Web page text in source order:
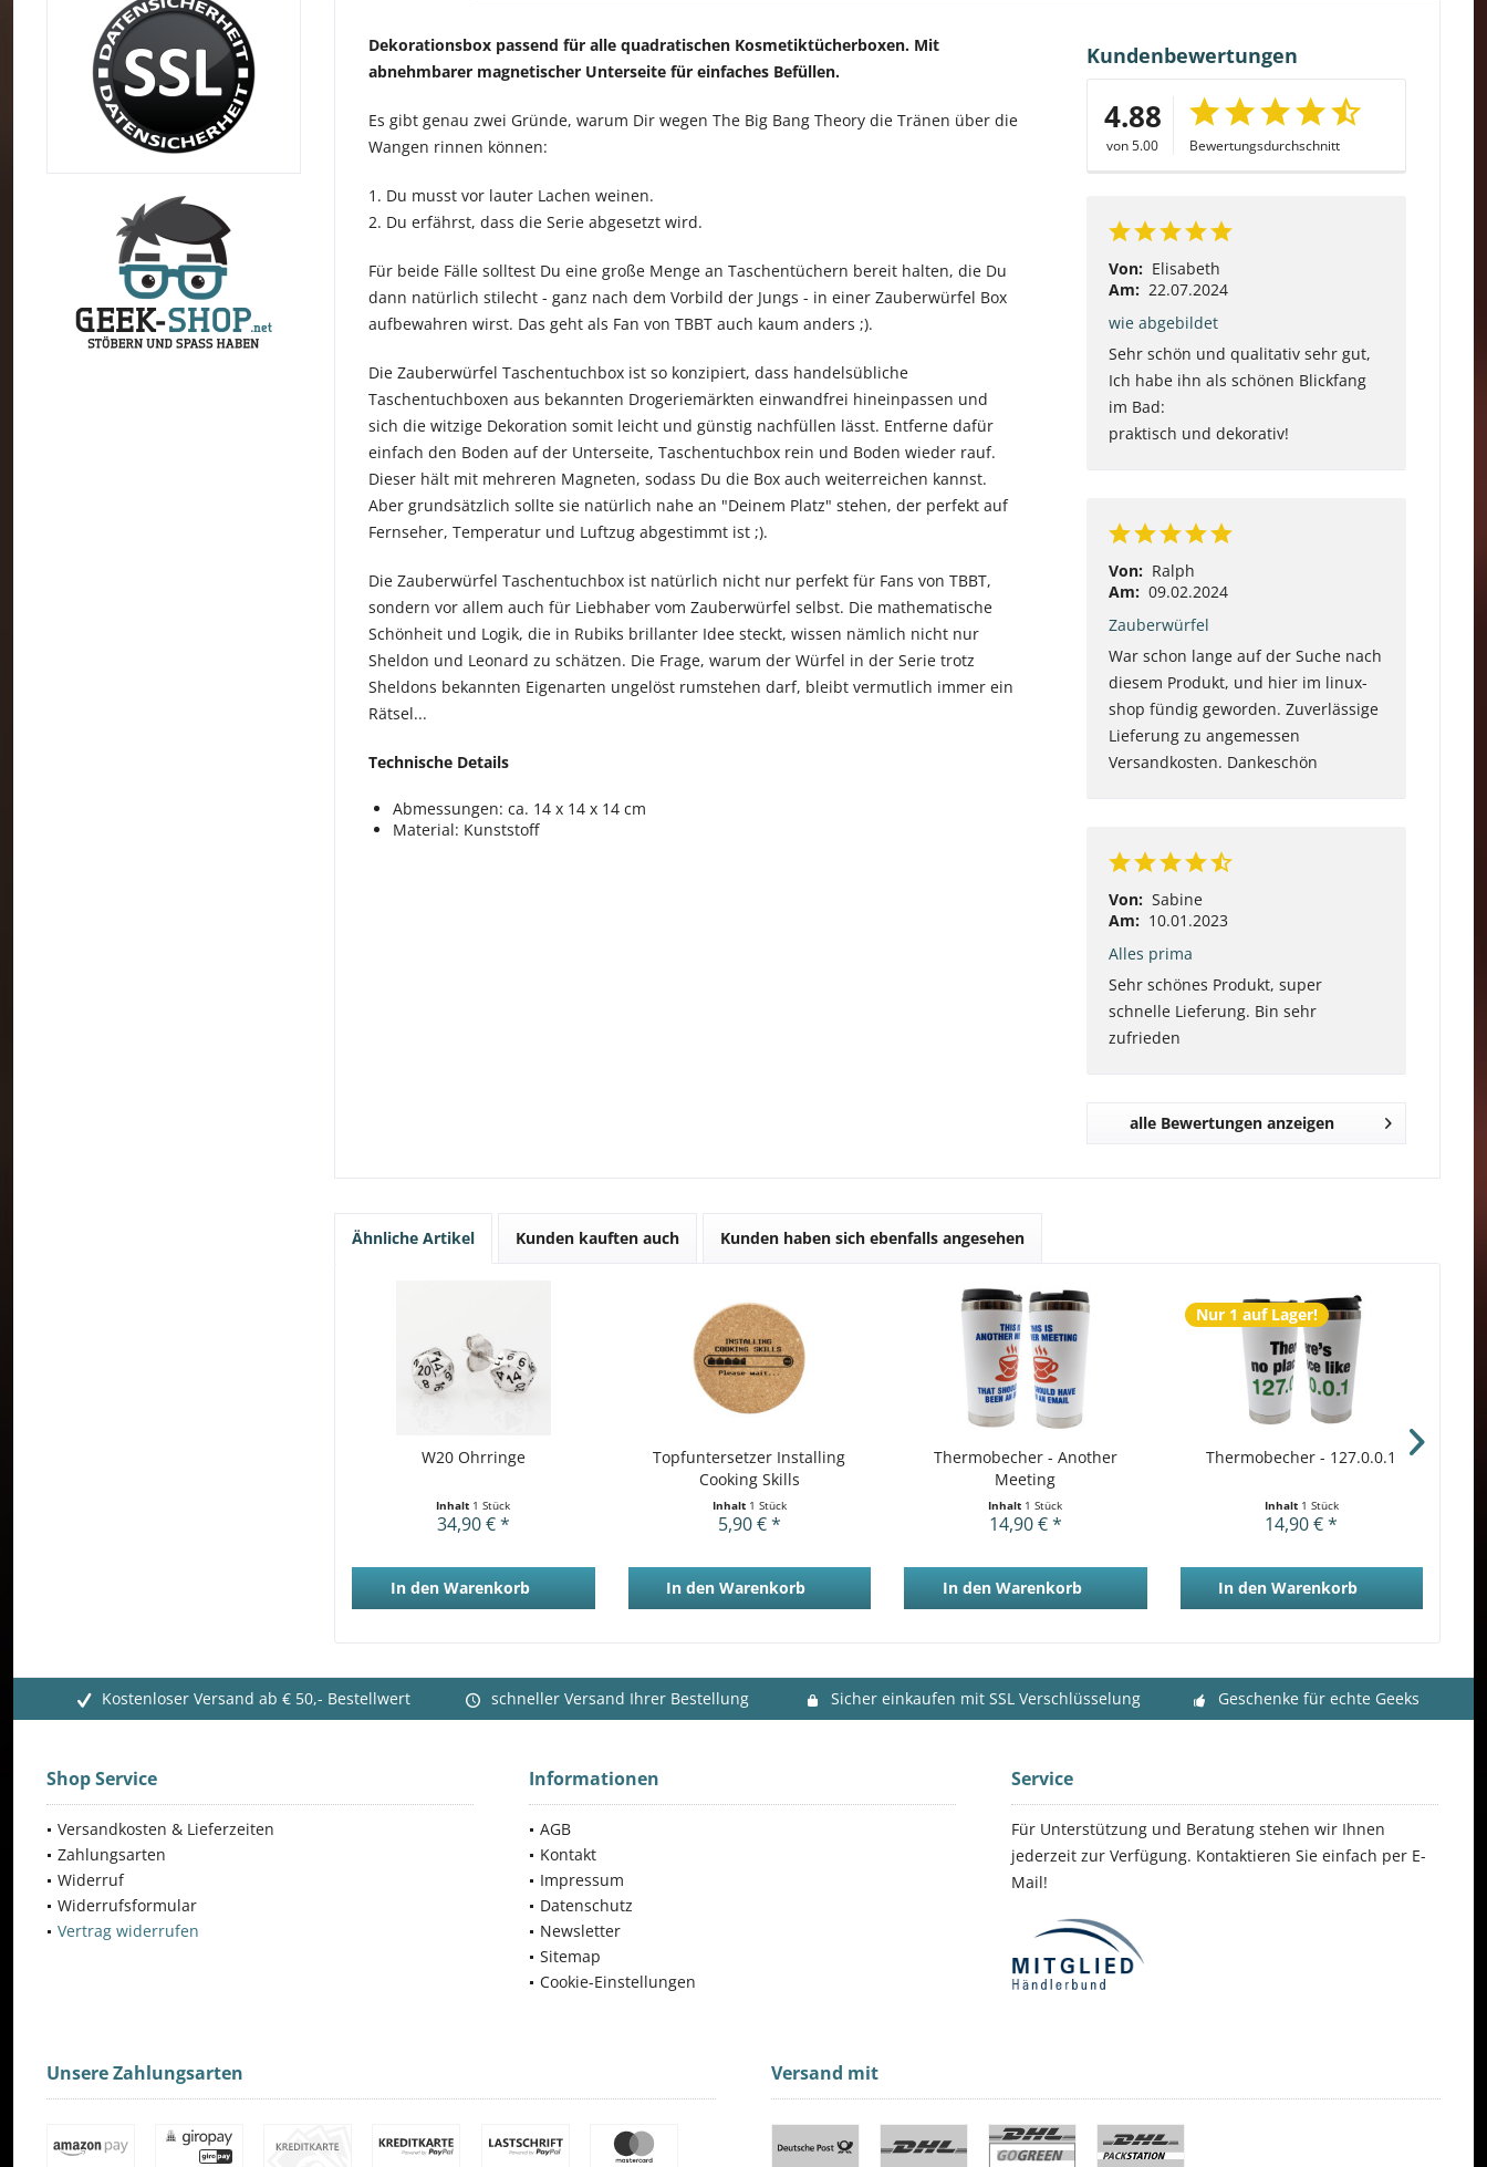
Dekorationsbox passend für alle quadratischen Kosmetiktücherboxen. Mit
abnehmbarer magnetischer Unterseite für einfaches Befüllen.
Es gibt genau zwei Gründe, warum Dir wegen The Big Bang Theory die Tränen über die
Wangen rinnen können:
1. Du musst vor lauter Lachen weinen.
2. Du erfährst, dass die Serie abgesetzt wird.
Für beide Fälle solltest Du eine große Menge an Taschentüchern bereit halten, die Du
dann natürlich stilecht - ganz nach dem Vorbild der Jungs - in einer Zauberwürfel Box
aufbewahren wirst. Das geht als Fan von TBBT auch kaum anders ;).
Die Zauberwürfel Taschentuchbox ist so konzipiert, dass handelsübliche
Taschentuchboxen aus bekannten Drogeriemärkten einwandfrei hineinpassen und
sich die witzige Dekoration somit leicht und günstig nachfüllen lässt. Entferne dafür
einfach den Boden auf der Unterseite, Taschentuchbox rein und Boden wieder rauf.
Dieser hält mit mehreren Magneten, sodass Du die Box auch weiterreichen kannst.
Aber grundsätzlich sollte sie natürlich nahe an "Deinem Platz" stehen, der perfekt auf
Fernseher, Temperatur und Luftzug abgestimmt ist ;).
Die Zauberwürfel Taschentuchbox ist natürlich nicht nur perfekt für Fans von TBBT,
sondern vor allem auch für Liebhaber vom Zauberwürfel selbst. Die mathematische
Schönheit und Logik, die in Rubiks brillanter Idee steckt, wissen nämlich nicht nur
Sheldon und Leonard zu schätzen. Die Frage, warum der Würfel in der Serie trotz
Sheldons bekannten Eigenarten ungelöst rumstehen darf, bleibt vermutlich immer ein
Rätsel...
Technische Details
Abmessungen: ca. 14 x 14 x 14 cm
Material: Kunststoff
Kundenbewertungen
4.88
von 5.00 Bewertungsdurchschnitt
Von: Elisabeth
Am: 22.07.2024
wie abgebildet
Sehr schön und qualitativ sehr gut,
Ich habe ihn als schönen Blickfang
im Bad:
praktisch und dekorativ!
Von: Ralph
Am: 09.02.2024
Zauberwürfel
War schon lange auf der Suche nach
diesem Produkt, und hier im linux-
shop fündig geworden. Zuverlässige
Lieferung zu angemessen
Versandkosten. Dankeschön
Von: Sabine
Am: 10.01.2023
Alles prima
Sehr schönes Produkt, super
schnelle Lieferung. Bin sehr
zufrieden
alle Bewertungen anzeigen
Ähnliche Artikel Kunden kauften auch Kunden haben sich ebenfalls angesehen
W20 Ohrringe
Inhalt 1 Stück
34,90 € *
In den Warenkorb
Topfuntersetzer Installing
Cooking Skills
Inhalt 1 Stück
5,90 € *
In den Warenkorb
Thermobecher - Another
Meeting
Inhalt 1 Stück
14,90 € *
In den Warenkorb
Nur 1 auf Lager!
Thermobecher - 127.0.0.1
Inhalt 1 Stück
14,90 € *
In den Warenkorb
Kostenloser Versand ab € 50,- Bestellwert schneller Versand Ihrer Bestellung Sicher einkaufen mit SSL Verschlüsselung Geschenke für echte Geeks
Shop Service
Versandkosten & Lieferzeiten
Zahlungsarten
Widerruf
Widerrufsformular
Vertrag widerrufen
Informationen
AGB
Kontakt
Impressum
Datenschutz
Newsletter
Sitemap
Cookie-Einstellungen
Service
Für Unterstützung und Beratung stehen wir Ihnen
jederzeit zur Verfügung. Kontaktieren Sie einfach per E-
Mail!
Unsere Zahlungsarten Versand mit